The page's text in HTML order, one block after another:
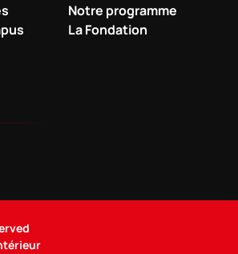
Notre programme
La Fondation